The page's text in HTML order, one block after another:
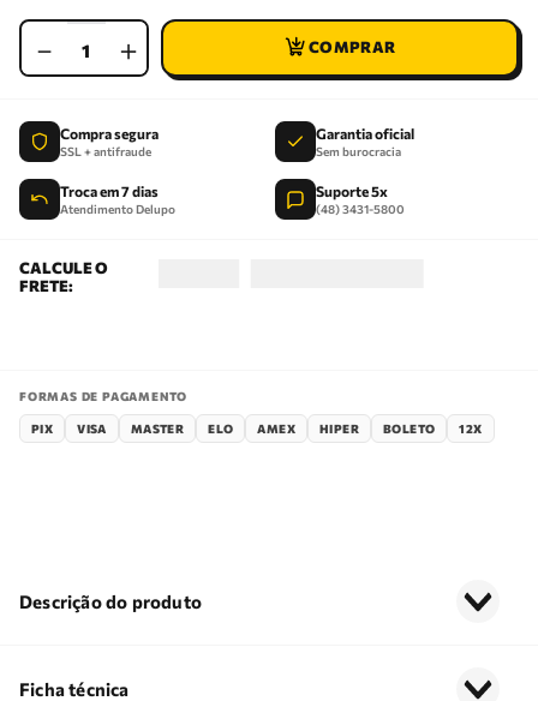
＋
－
Compra segura
SSL + antifraude
Garantia oficial
Sem burocracia
Troca em 7 dias
Atendimento Delupo
Suporte 5x
(48) 3431-5800
FORMAS DE PAGAMENTO
PIX VISA MASTER ELO AMEX HIPER BOLETO 12X
Descrição do produto
Ficha técnica